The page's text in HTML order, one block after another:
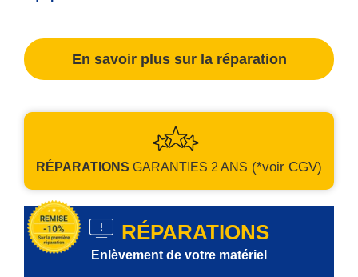
En savoir plus sur la réparation
RÉPARATIONS GARANTIES 2 ANS (*voir CGV)
RÉPARATIONS
Enlèvement de votre matériel